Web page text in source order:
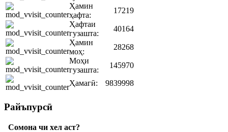
Ҳамин
ҳафта:
17219
Ҳафтаи
гузашта:
40164
Ҳамин
моҳ:
28268
Моҳи
гузашта:
145970
Ҳамагӣ: 9839998
Райъпурсӣ
Сомона чи хел аст?